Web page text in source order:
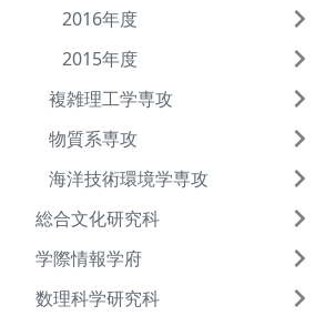
2016年度
2015年度
複雑理工学専攻
物質系専攻
海洋技術環境学専攻
総合文化研究科
学際情報学府
数理科学研究科